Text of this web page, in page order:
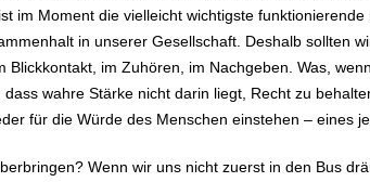
im Moment die vielleicht wichtigste
in unserer Gesellschaft. Deshalb sollten
im Zuhören, im Nachgeben. Was,
wahre Stärke nicht darin liegt, Recht zu
für die Würde des Menschen einstehen – eines
Wenn wir uns nicht zuerst in den Bus